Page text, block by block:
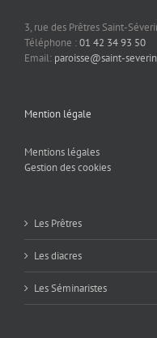
3, rue des Prêtres Saint-
Téléphone :01 42 34 93 50
Email: paroisse@saint-
Mention légale
Mentions légales
Gestion des cookies
Les Prêtres
Les diacres
Les Séminaristes